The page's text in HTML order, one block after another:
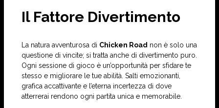
Il Fattore Divertimento
La natura avventurosa di Chicken Road non è solo una
questione di vincite; si tratta anche di divertimento puro.
Ogni sessione di gioco è un’opportunità per sfidare te
stesso e migliorare le tue abilità. Salti emozionanti,
grafica accattivante e l’eterna incertezza di dove
atterrerai rendono ogni partita unica e memorabile.